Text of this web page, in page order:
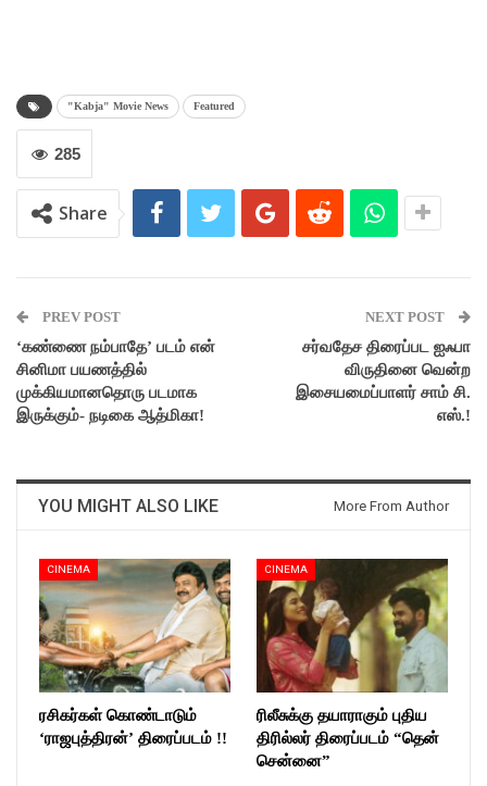
"Kabja" Movie News Featured
285
Share
PREV POST
‘கண்ணை நம்பாதே’ படம் என்
சினிமா பயணத்தில்
முக்கியமானதொரு படமாக
இருக்கும்- நடிகை ஆத்மிகா!
NEXT POST
சர்வதேச திரைப்பட ஐஃபா
விருதினை வென்ற
இசையமைப்பாளர் சாம் சி.
எஸ்.!
YOU MIGHT ALSO LIKE More From Author
CINEMA
ரசிகர்கள் கொண்டாடும்
‘ராஜபுத்திரன்’ திரைப்படம் !!
CINEMA
ரிலீசுக்கு தயாராகும் புதிய
திரில்லர் திரைப்படம் “தென்
சென்னை”